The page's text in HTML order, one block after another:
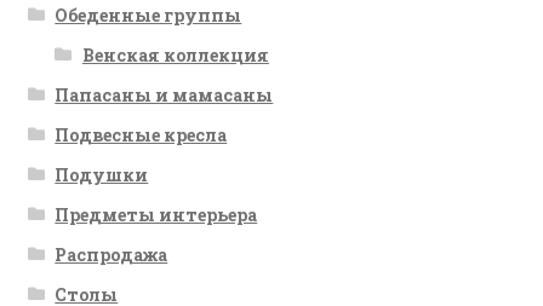
Обеденные группы
Венская коллекция
Папасаны и мамасаны
Подвесные кресла
Подушки
Предметы интерьера
Распродажа
Столы